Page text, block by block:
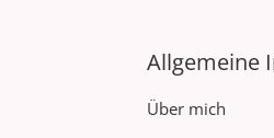
Allgemeine
Über mich